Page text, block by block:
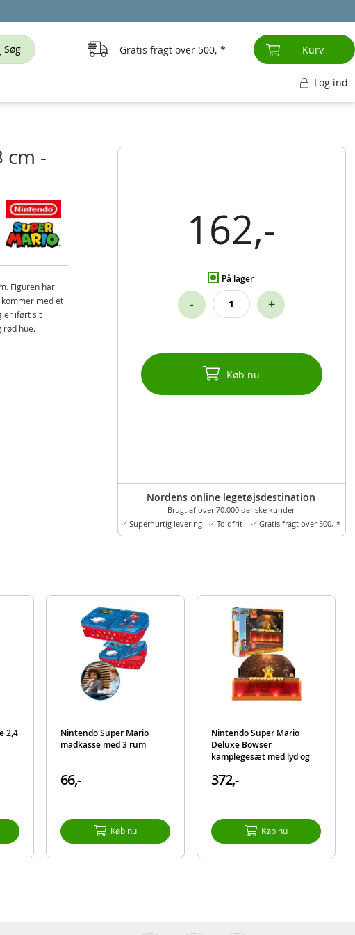
162,-
På lager
- +
Køb nu
Nordens online legetøjsdestination
Brugt af over 70.000 danske kunder
Superhurtig levering
Toldfrit Gratis fragt over 500,-*
cm -
Figuren har
med et
er iført sit
rød hue.
2,4
Nintendo Super Mario
madkasse med 3 rum
66,-
Køb nu
Nintendo Super Mario
Deluxe Bowser
kamplegesæt med lyd og
372,-
Køb nu
Søg Gratis fragt over 500,- Kurv
Log ind